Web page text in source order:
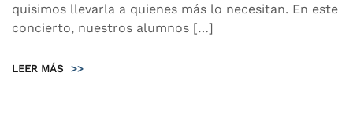
quisimos llevarla a quienes más lo necesitan. En este
concierto, nuestros alumnos […]
LEER MÁS >>